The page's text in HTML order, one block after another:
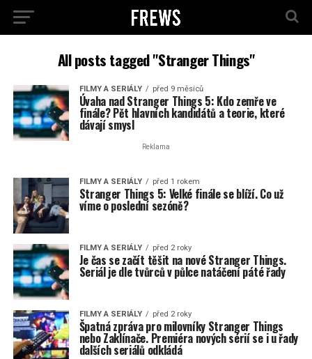
All posts tagged "Stranger Things"
FILMY A SERIÁLY před 9 měsíců
Úvaha nad Stranger Things 5: Kdo zemře ve
finále? Pět hlavních kandidátů a teorie, které
dávají smysl
Reklama
FILMY A SERIÁLY před 1 rokem
Stranger Things 5: Velké finále se blíží. Co už
víme o poslední sezóně?
FILMY A SERIÁLY před 2 roky
Je čas se začít těšit na nové Stranger Things.
Seriál je dle tvůrců v půlce natáčení páté řady
FILMY A SERIÁLY před 2 roky
Špatná zpráva pro milovníky Stranger Things
nebo Zaklínače. Premiéra nových sérií se i u řady
dalších seriálů odkládá